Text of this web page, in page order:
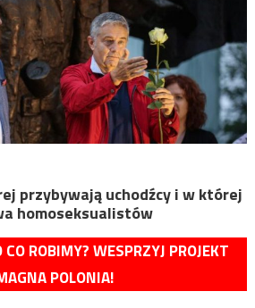
przybywają uchodźcy i w której
homoseksualistów
ROBIMY? WESPRZYJ PROJEKT
POLONIA!